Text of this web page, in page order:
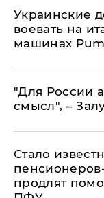
Украинские
воевать на
машинах
"Для России
смысл", –
Стало
продлят